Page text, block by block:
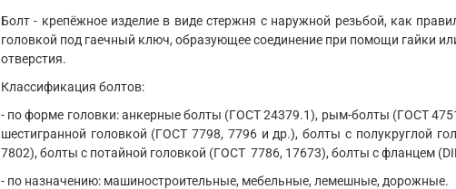
Болт - крепёжное изделие в виде стержня с наружной резьбой, как
головкой под гаечный ключ, образующее соединение при помощи гайки
отверстия.
Классификация болтов:
- по форме головки: анкерные болты (ГОСТ 24379.1), рым-болты (ГОСТ
шестигранной головкой (ГОСТ 7798, 7796 и др.), болты с полукруглой
7802), болты с потайной головкой (ГОСТ 7786, 17673), болты с фланцем
- по назначению: машиностроительные, мебельные, лемешные, дорожные.